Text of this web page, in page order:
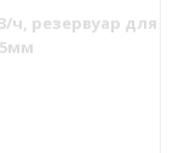
ч, резервуар для